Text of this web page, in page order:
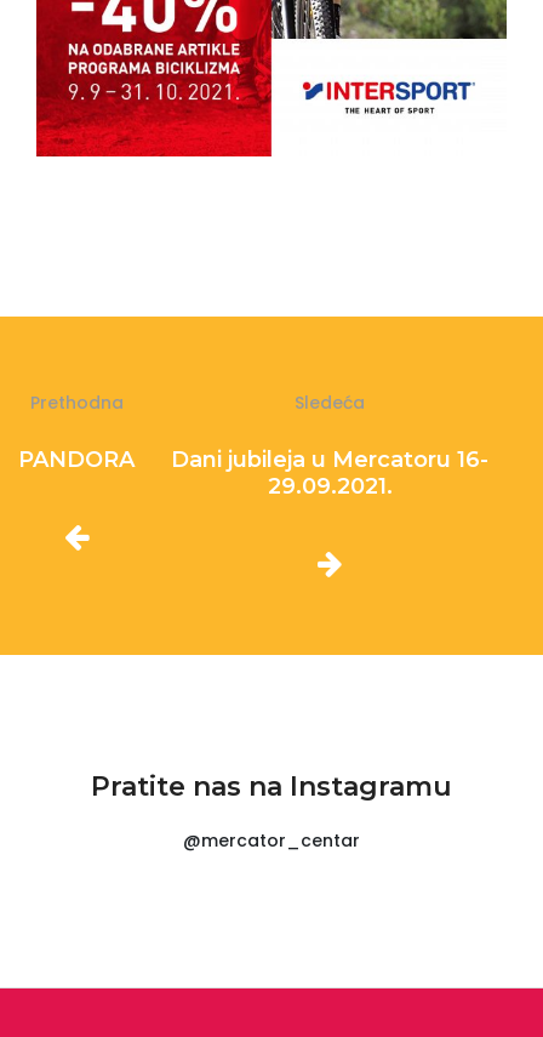
Prethodna
PANDORA
Sledeća
Dani jubileja u Mercatoru 16-
29.09.2021.
Pratite nas na Instagramu
@mercator_centar